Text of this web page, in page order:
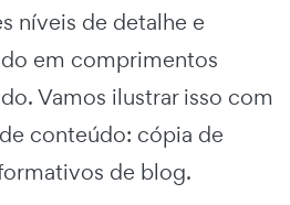
níveis de detalhe e
em comprimentos
Vamos ilustrar isso com
conteúdo: cópia de
de blog.